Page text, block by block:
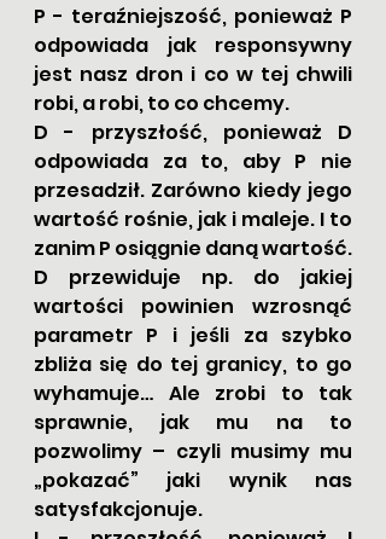
P - teraźniejszość, ponieważ P
odpowiada jak responsywny
jest nasz dron i co w tej chwili
robi, a robi, to co chcemy.
D - przyszłość, ponieważ D
odpowiada za to, aby P nie
przesadził. Zarówno kiedy jego
wartość rośnie, jak i maleje. I to
zanim P osiągnie daną wartość.
D przewiduje np. do jakiej
wartości powinien wzrosnąć
parametr P i jeśli za szybko
zbliża się do tej granicy, to go
wyhamuje… Ale zrobi to tak
sprawnie, jak mu na to
pozwolimy – czyli musimy mu
„pokazać” jaki wynik nas
satysfakcjonuje.